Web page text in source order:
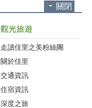
關閉
觀光旅遊
走讀佳里之美粉絲團
關於佳里
交通資訊
住宿資訊
深度之旅